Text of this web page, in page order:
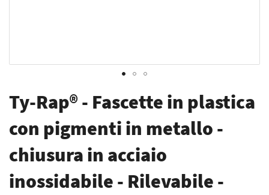
all'inizio
galleria
di
immagini
Ty-Rap® - Fascette in plastica
con pigmenti in metallo -
chiusura in acciaio
inossidabile - Rilevabile -